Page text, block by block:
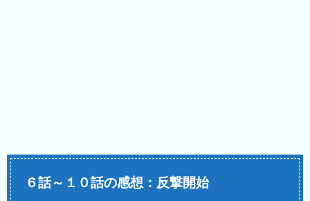
６話～１０話の感想：反撃開始